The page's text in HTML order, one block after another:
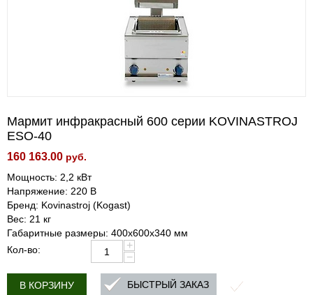
Мармит инфракрасный 600 серии KOVINASTROJ
ESO-40
160 163.00 руб.
Мощность: 2,2 кВт
Напряжение: 220 В
Бренд: Kovinastroj (Kogast)
Вес: 21 кг
Габаритные размеры: 400x600x340 мм
Кол-во:
+
−
В КОРЗИНУ БЫСТРЫЙ ЗАКАЗ